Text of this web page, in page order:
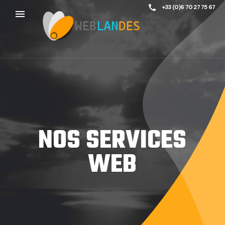
call +33 (0)6 70 27 75 67
menu
NOS SERVICES
WEB